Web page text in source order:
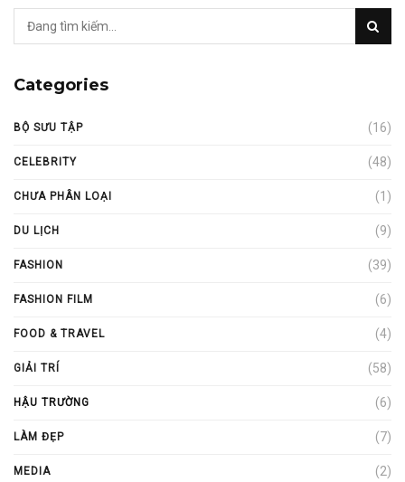
Categories
BỘ SƯU TẬP (16)
CELEBRITY (48)
CHƯA PHÂN LOẠI (1)
DU LỊCH (9)
FASHION (39)
FASHION FILM (6)
FOOD & TRAVEL (4)
GIẢI TRÍ (58)
HẬU TRƯỜNG (6)
LÀM ĐẸP (7)
MEDIA (2)